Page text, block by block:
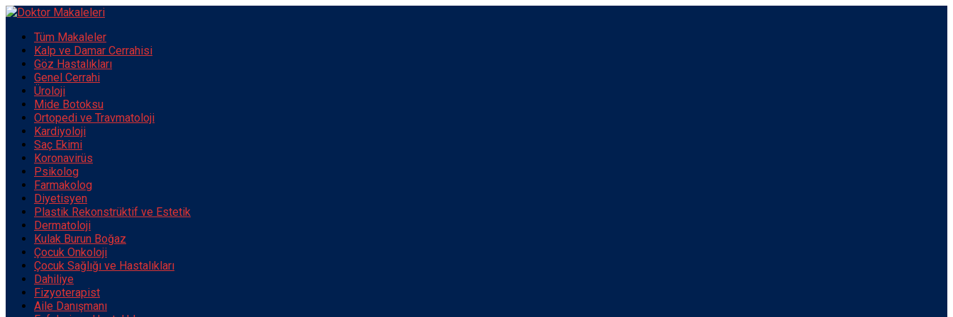
Tüm Makaleler
Kalp ve Damar Cerrahisi
Göz Hastalıkları
Genel Cerrahi
Üroloji
Mide Botoksu
Ortopedi ve Travmatoloji
Kardiyoloji
Saç Ekimi
Koronavirüs
Psikolog
Farmakolog
Diyetisyen
Plastik Rekonstrüktif ve Estetik
Dermatoloji
Kulak Burun Boğaz
Çocuk Onkoloji
Çocuk Sağlığı ve Hastalıkları
Dahiliye
Fizyoterapist
Aile Danışmanı